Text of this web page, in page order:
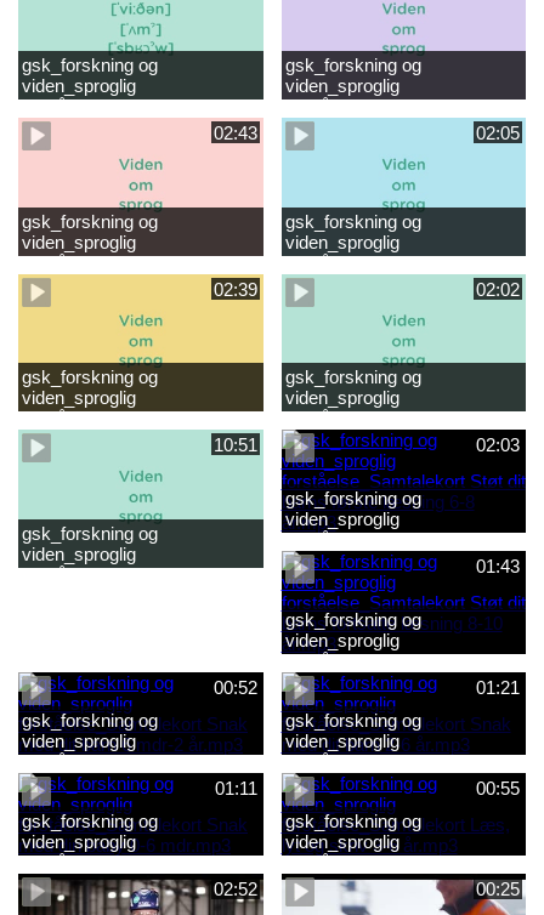
gsk_forskning og
viden_sproglig
læsevanskeligheder.mp4
gsk_forskning og
viden_sproglig
første læsning 6-8 år.mp4
02:43
gsk_forskning og
viden_sproglig
forståelse_Støt dit barns
fortsatte læsning 8-10 år.mp4
02:05
gsk_forskning og
viden_sproglig
forståelse_Snak med dit barn
6 mdr-2 år.mp4
02:39
gsk_forskning og
viden_sproglig
forståelse_Snak med dit barn
2-6 år.mp4
02:02
gsk_forskning og
viden_sproglig
forståelse_Snak med din
baby 0-6 mdr.mp4
10:51
gsk_forskning og
viden_sproglig
forståelse_Barnets sproglige
02:03
gsk_forskning og
viden_sproglig
forståelse_Samtalekort Støt
dit barns første læsning 6-8
år.mp3
01:43
gsk_forskning og
viden_sproglig
forståelse_Samtalekort Støt
dit barns fortsatte læsning 8-
10 år.mp3
00:52
gsk_forskning og
viden_sproglig
forståelse_Samtalekort Snak
med dit barn 6 mdr-2 år.mp3
01:21
gsk_forskning og
viden_sproglig
forståelse_Samtalekort Snak
med dit barn 2-6 år.mp3
01:11
gsk_forskning og
viden_sproglig
forståelse_Samtalekort Snak
med din baby 0-6 mdr.mp3
00:55
gsk_forskning og
viden_sproglig
forståelse_Samtalekort Læs,
lyt og skriv 3-6 år.mp3
02:52 00:25